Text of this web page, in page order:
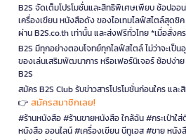
B2S จัดเต็มโปรโมชั่นและสิทธิพิเศษเพียบ ช้อปออ
เครื่องเขียน หนังสือดัง ของไอเทมไลฟ์สไตล์สุด
ผ่าน B2S.co.th เท่านั้น และส่งฟรีทั่วไทย *เมื่อสั่ง
B2S มีทุกอย่างตอบโจทย์ทุกไลฟ์สไตล์ ไม่ว่าจะเป็
ของเล่นเสริมพัฒนาการ หรือเฟอร์นิเจอร์ ช้อปง่า
B2S
สมัคร B2S Club รับข่าวสารโปรโมชั่นก่อนใคร แล
👉 สมัครสมาชิกเลย!
#ร้านหนังสือ #ร้านขายหนังสือ ใกล้ฉัน #กระเป๋าใ
หนังสือ ออนไลน์ #เครื่องเขียน บีทูเอส #ขาย หนัง